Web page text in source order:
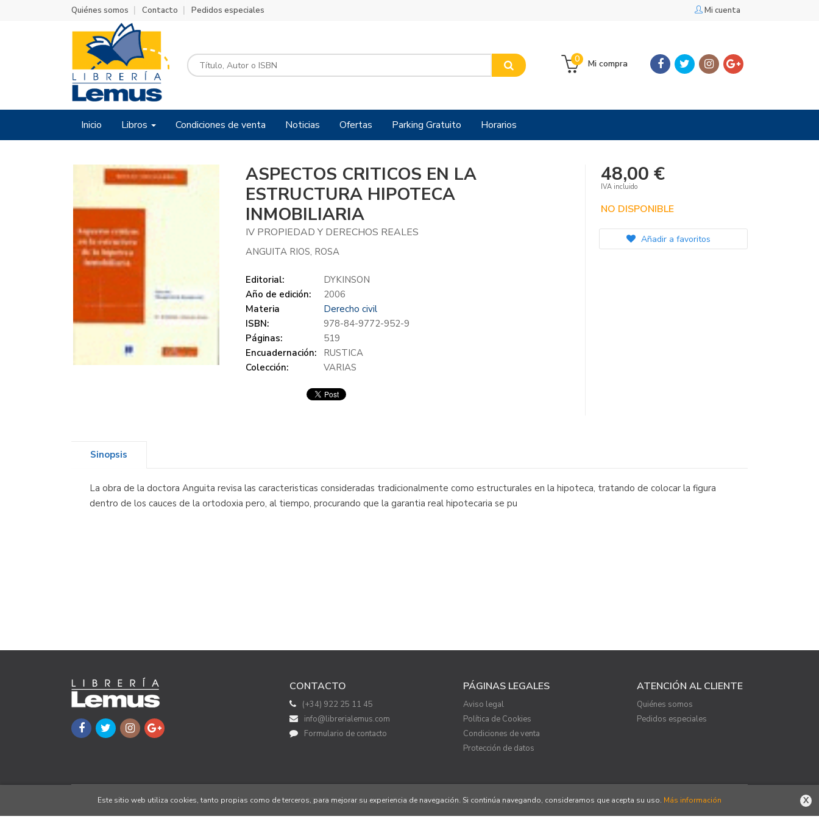
Mi cuenta
Quiénes somos Contacto Pedidos especiales
Mi compra
0
Inicio Libros Condiciones de venta Noticias Ofertas Parking Gratuito Horarios
ASPECTOS CRITICOS EN LA
ESTRUCTURA HIPOTECA
INMOBILIARIA
IV PROPIEDAD Y DERECHOS REALES
ANGUITA RIOS, ROSA
Editorial:
DYKINSON
Año de edición:
2006
Materia
Derecho civil
ISBN:
978-84-9772-952-9
Páginas:
519
Encuadernación:
RUSTICA
Colección:
VARIAS
48,00 €
IVA incluido
NO DISPONIBLE
Añadir a favoritos
Sinopsis
La obra de la doctora Anguita revisa las caracteristicas consideradas tradicionalmente como estructurales en la hipoteca, tratando de colocar la figura
dentro de los cauces de la ortodoxia pero, al tiempo, procurando que la garantia real hipotecaria se pu
CONTACTO
(+34) 922 25 11 45
info@librerialemus.com
Formulario de contacto
PÁGINAS LEGALES
Aviso legal
Política de Cookies
Condiciones de venta
Protección de datos
ATENCIÓN AL CLIENTE
Quiénes somos
Pedidos especiales
2026 © Librería Lemus. Todos los Derechos Reservados X
Este sitio web utiliza cookies, tanto propias como de terceros, para mejorar su experiencia de navegación. Si continúa navegando, consideramos que acepta su uso. Más información